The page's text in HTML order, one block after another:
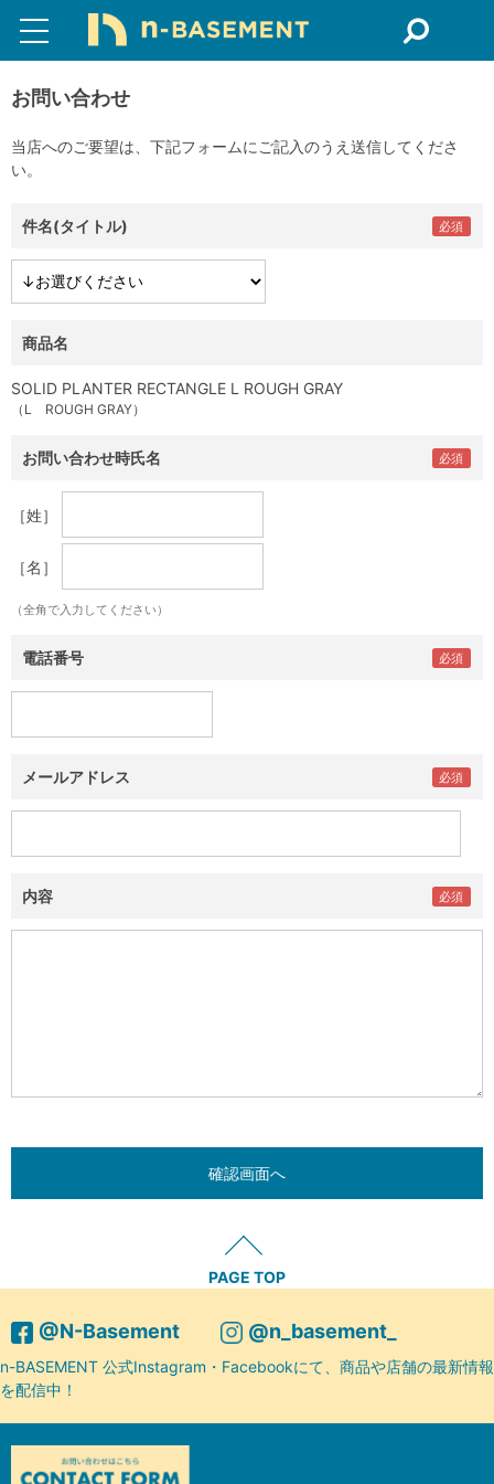
お問い合わせ
当店へのご要望は、下記フォームにご記入のうえ送信してくださ
い。
件名(タイトル)
商品名
SOLID PLANTER RECTANGLE L ROUGH GRAY
（L ROUGH GRAY）
お問い合わせ時氏名
［姓］
［名］
（全角で入力してください）
電話番号
メールアドレス
内容
PAGE TOP
@N-Basement @n_basement_
n-BASEMENT 公式Instagram・Facebookにて、商品や店舗の最新情報
を配信中！